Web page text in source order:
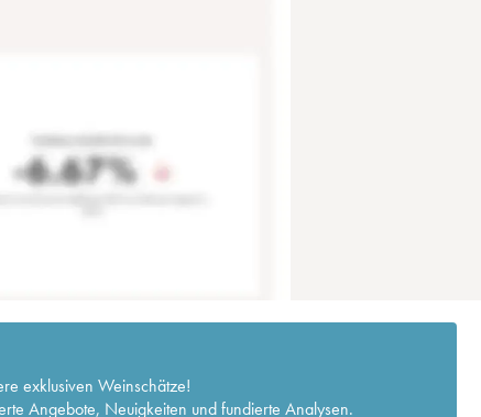
exklusiven Weinschätze!
Angebote, Neuigkeiten und fundierte Analysen.